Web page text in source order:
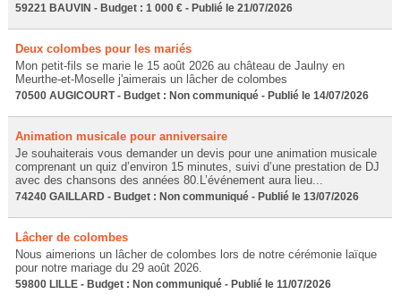
59221 BAUVIN - Budget : 1 000 € - Publié le 21/07/2026
Deux colombes pour les mariés
Mon petit-fils se marie le 15 août 2026 au château de Jaulny en
Meurthe-et-Moselle j'aimerais un lâcher de colombes
70500 AUGICOURT - Budget : Non communiqué - Publié le 14/07/2026
Animation musicale pour anniversaire
Je souhaiterais vous demander un devis pour une animation musicale
comprenant un quiz d’environ 15 minutes, suivi d’une prestation de DJ
avec des chansons des années 80.L’événement aura lieu...
74240 GAILLARD - Budget : Non communiqué - Publié le 13/07/2026
Lâcher de colombes
Nous aimerions un lâcher de colombes lors de notre cérémonie laïque
pour notre mariage du 29 août 2026.
59800 LILLE - Budget : Non communiqué - Publié le 11/07/2026